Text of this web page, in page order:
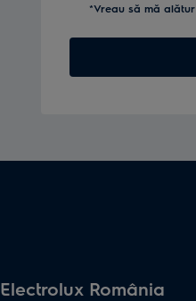
*Vreau să mă alătur
Electrolux România